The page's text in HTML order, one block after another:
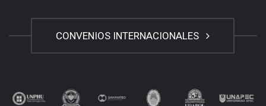
CONVENIOS INTERNACIONALES